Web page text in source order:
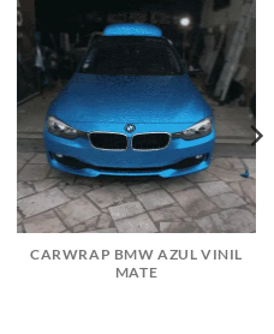
CARWRAP BMW AZUL VINIL
MATE